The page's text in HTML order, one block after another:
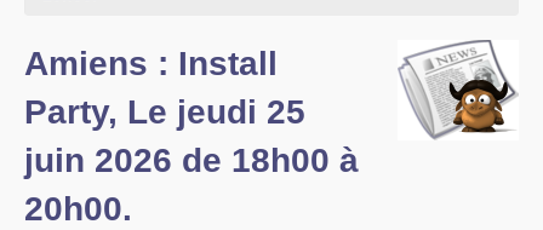
Les antennes
Espace membres
Amiens : Install
Party, Le jeudi 25
juin 2026 de 18h00 à
20h00.